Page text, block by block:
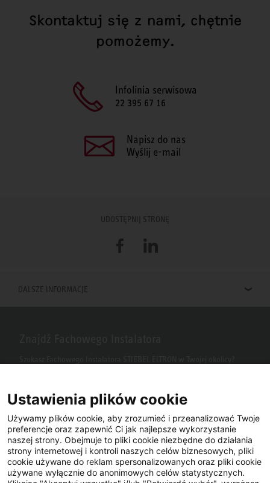
Skontaktuj się z nami, chętnie
pomożemy.
Infolinia serwisowa
22 395 67 16
Napisz do nas
Wyślij e-mail
UDOSTĘPNIJ STRONĘ
FacebookLinkedIn
DALSZE INFORMACJE
Ustawienia plików cookie
Używamy plików cookie, aby zrozumieć i przeanalizować Twoje
preferencje oraz zapewnić Ci jak najlepsze wykorzystanie
naszej strony. Obejmuje to pliki cookie niezbędne do działania
strony internetowej i kontroli naszych celów biznesowych, pliki
cookie używane do reklam spersonalizowanych oraz pliki cookie
używane wyłącznie do anonimowych celów statystycznych.